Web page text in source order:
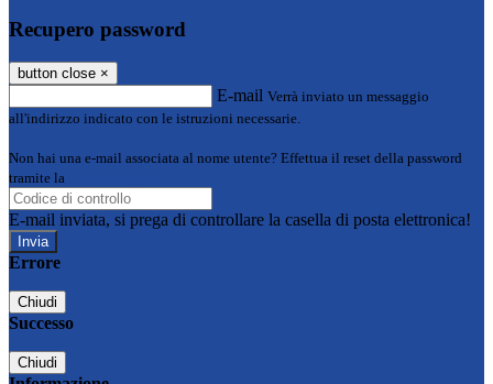
Recupero password
button close ×
E-mail Verrà inviato un messaggio
all'indirizzo indicato con le istruzioni necessarie.
Non hai una e-mail associata al nome utente? Effettua il reset della password
tramite la
E-mail inviata, si prega di controllare la casella di posta elettronica!
Errore
Chiudi
Successo
Chiudi